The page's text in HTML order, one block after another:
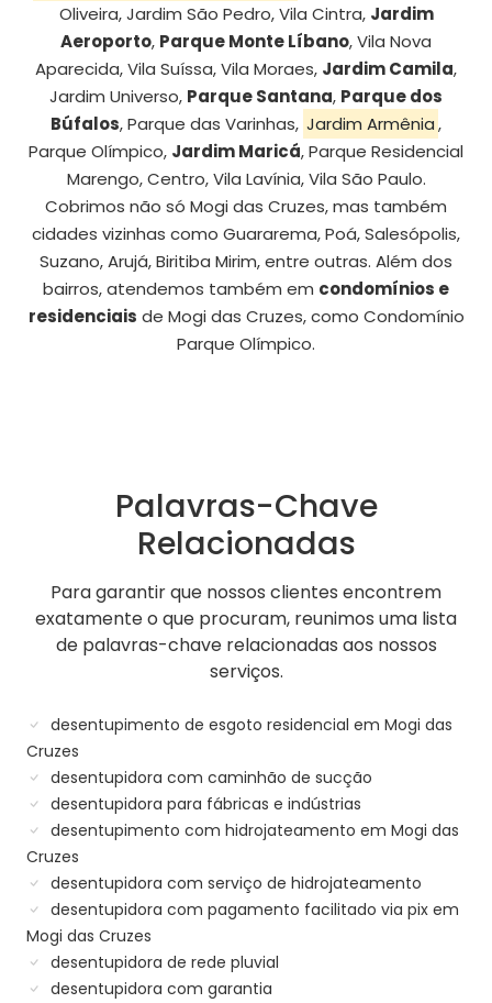
Oliveira, Jardim São Pedro, Vila Cintra, Jardim
Aeroporto, Parque Monte Líbano, Vila Nova
Aparecida, Vila Suíssa, Vila Moraes, Jardim Camila,
Jardim Universo, Parque Santana, Parque dos
Búfalos, Parque das Varinhas, Jardim Armênia,
Parque Olímpico, Jardim Maricá, Parque Residencial
Marengo, Centro, Vila Lavínia, Vila São Paulo.
Cobrimos não só Mogi das Cruzes, mas também
cidades vizinhas como Guararema, Poá, Salesópolis,
Suzano, Arujá, Biritiba Mirim, entre outras. Além dos
bairros, atendemos também em condomínios e
residenciais de Mogi das Cruzes, como Condomínio
Parque Olímpico.
Palavras-Chave
Relacionadas
Para garantir que nossos clientes encontrem
exatamente o que procuram, reunimos uma lista
de palavras-chave relacionadas aos nossos
serviços.
desentupimento de esgoto residencial em Mogi das
Cruzes
desentupidora com caminhão de sucção
desentupidora para fábricas e indústrias
desentupimento com hidrojateamento em Mogi das
Cruzes
desentupidora com serviço de hidrojateamento
desentupidora com pagamento facilitado via pix em
Mogi das Cruzes
desentupidora de rede pluvial
desentupidora com garantia